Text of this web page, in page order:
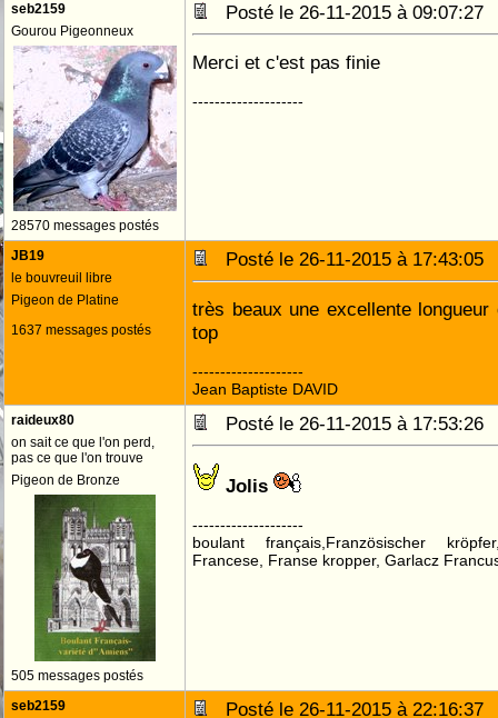
seb2159
Gourou Pigeonneux
28570 messages postés
Posté le 26-11-2015 à
Merci et c'est pas finie
--------------------
JB19
le bouvreuil libre
Pigeon de Platine
1637 messages postés
Posté le 26-11-2015 à
très beaux une excellente
top
--------------------
Jean Baptiste DAVID
raideux80
on sait ce que l'on perd,
pas ce que l'on trouve
Pigeon de Bronze
505 messages postés
Posté le 26-11-2015 à
Jolis
--------------------
boulant français,Französischer
Francese, Franse kropper, Garlacz
seb2159
Posté le 26-11-2015 à